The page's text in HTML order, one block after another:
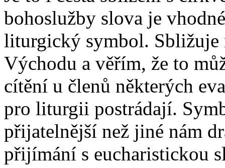
bohoslužby slova je
liturgický symbol. Sbližuje
Východu a věřím, že to
cítění u členů některých
pro liturgii postrádají.
přijatelnější než jiné nám
přijímání s eucharistickou